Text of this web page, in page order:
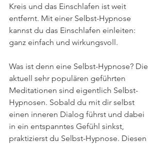
Kreis und das Einschlafen ist weit
entfernt. Mit einer Selbst-Hypnose
kannst du das Einschlafen einleiten:
ganz einfach und wirkungsvoll.
Was ist denn eine Selbst-Hypnose? Die
aktuell sehr populären geführten
Meditationen sind eigentlich Selbst-
Hypnosen. Sobald du mit dir selbst
einen inneren Dialog führst und dabei
in ein entspanntes Gefühl sinkst,
praktizierst du Selbst-Hypnose. Diesen